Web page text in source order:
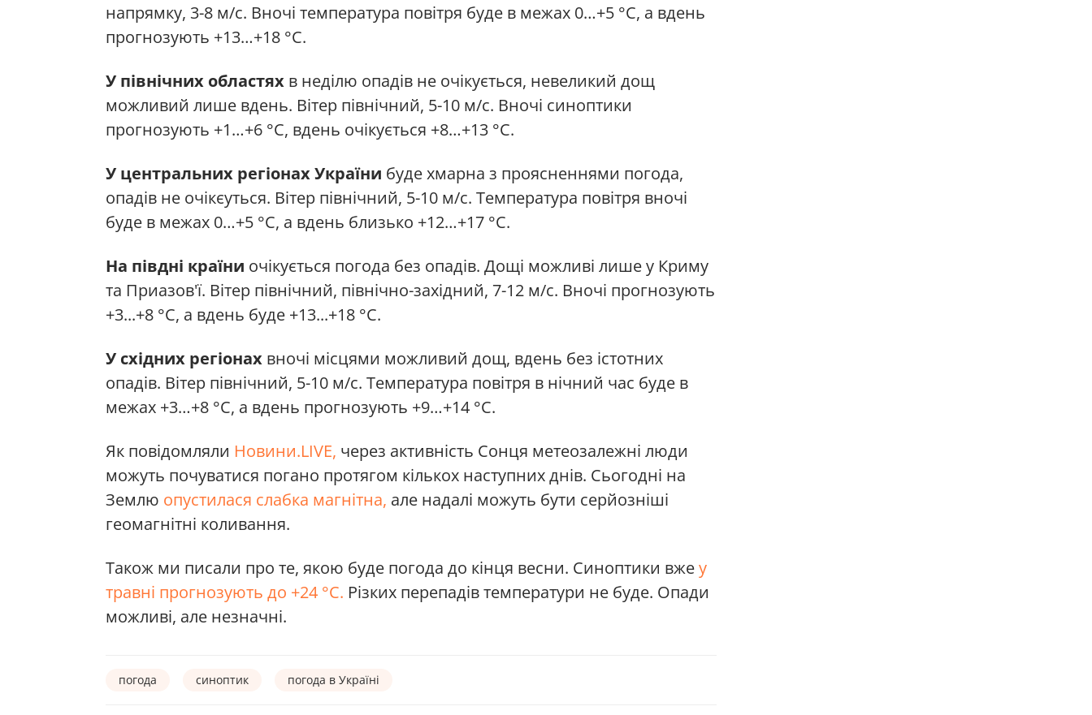
напрямку, 3-8 м/с. Вночі температура повітря буде в межах 0…+5 °С, а вдень
прогнозують +13…+18 °С.
У північних областях в неділю опадів не очікується, невеликий дощ
можливий лише вдень. Вітер північний, 5-10 м/с. Вночі синоптики
прогнозують +1…+6 °С, вдень очікується +8…+13 °С.
У центральних регіонах України буде хмарна з проясненнями погода,
опадів не очікєуться. Вітер північний, 5-10 м/с. Температура повітря вночі
буде в межах 0…+5 °С, а вдень близько +12…+17 °С.
На півдні країни очікується погода без опадів. Дощі можливі лише у Криму
та Приазов'ї. Вітер північний, північно-західний, 7-12 м/с. Вночі прогнозують
+3...+8 °С, а вдень буде +13...+18 °С.
У східних регіонах вночі місцями можливий дощ, вдень без істотних
опадів. Вітер північний, 5-10 м/с. Температура повітря в нічний час буде в
межах +3…+8 °С, а вдень прогнозують +9…+14 °С.
Як повідомляли Новини.LIVE, через активність Сонця метеозалежні люди
можуть почуватися погано протягом кількох наступних днів. Сьогодні на
Землю опустилася слабка магнітна, але надалі можуть бути серйозніші
геомагнітні коливання.
Також ми писали про те, якою буде погода до кінця весни. Синоптики вжеу
травні прогнозують до +24 °C. Різких перепадів температури не буде. Опади
можливі, але незначні.
погода синоптик погода в Україні